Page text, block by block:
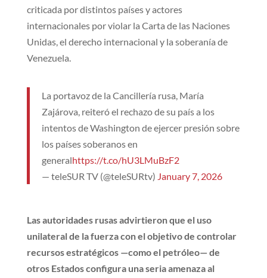
criticada por distintos países y actores
internacionales por violar la Carta de las Naciones
Unidas, el derecho internacional y la soberanía de
Venezuela.
La portavoz de la Cancillería rusa, María
Zajárova, reiteró el rechazo de su país a los
intentos de Washington de ejercer presión sobre
los países soberanos en
generalhttps://t.co/hU3LMuBzF2
— teleSUR TV (@teleSURtv) January 7, 2026
Las autoridades rusas advirtieron que el uso
unilateral de la fuerza con el objetivo de controlar
recursos estratégicos —como el petróleo— de
otros Estados configura una seria amenaza al